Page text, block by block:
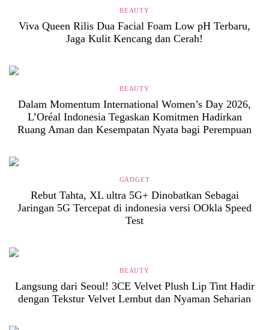
BEAUTY
Viva Queen Rilis Dua Facial Foam Low pH Terbaru,
Jaga Kulit Kencang dan Cerah!
BEAUTY
Dalam Momentum International Women’s Day 2026,
L’Oréal Indonesia Tegaskan Komitmen Hadirkan
Ruang Aman dan Kesempatan Nyata bagi Perempuan
GADGET
Rebut Tahta, XL ultra 5G+ Dinobatkan Sebagai
Jaringan 5G Tercepat di indonesia versi OOkla Speed
Test
BEAUTY
Langsung dari Seoul! 3CE Velvet Plush Lip Tint Hadir
dengan Tekstur Velvet Lembut dan Nyaman Seharian